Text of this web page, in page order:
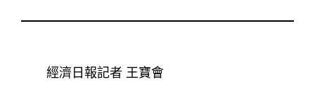
經濟日報記者 王寶會